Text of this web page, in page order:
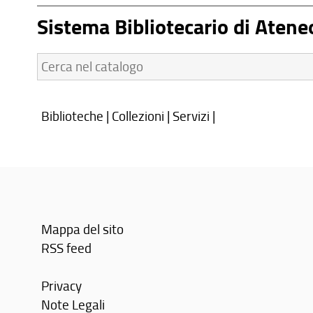
Sistema Bibliotecario di
Cerca
nel
Biblioteche | Collezioni | Servizi |
Mappa del sito
RSS feed
Privacy
Note Legali